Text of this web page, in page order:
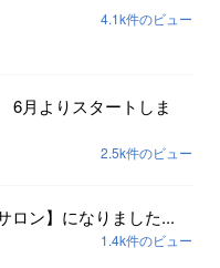
4.1k件のビュー
月よりスタートしま
2.5k件のビュー
ロン】になりました...
1.4k件のビュー